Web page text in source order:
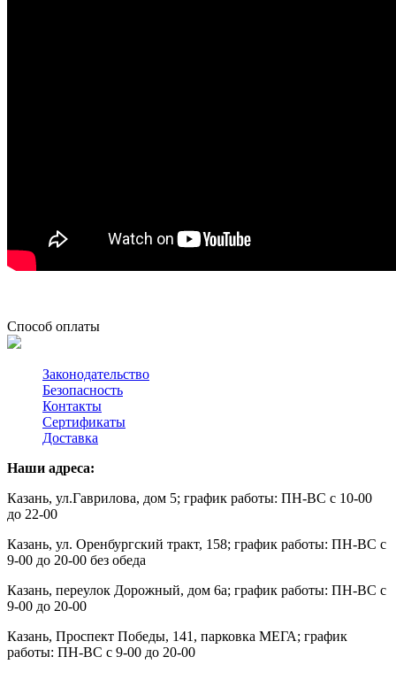
Способ оплаты
Законодательство
Безопасность
Контакты
Сертификаты
Доставка
Наши адреса:
Казань, ул.Гаврилова, дом 5; график работы: ПН-ВС с 10-00
до 22-00
Казань, ул. Оренбургский тракт, 158; график работы: ПН-ВС с
9-00 до 20-00 без обеда
Казань, переулок Дорожный, дом 6а; график работы: ПН-ВС с
9-00 до 20-00
Казань, Проспект Победы, 141, парковка МЕГА; график
работы: ПН-ВС с 9-00 до 20-00